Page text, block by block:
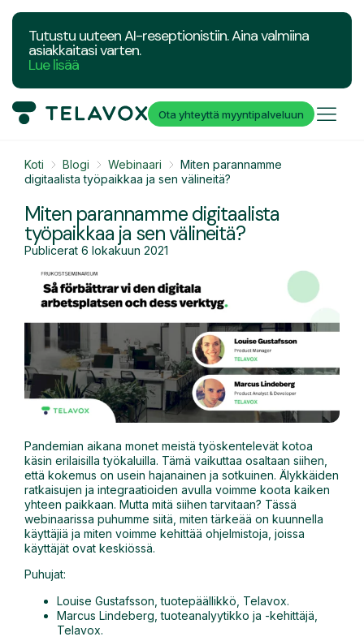
Tutustu uuteen AI-reseptionistiin. Aina valmiina
asiakkaitasi varten.
Lue lisää
Ota yhteyttä myyntipalveluun
Koti Blogi Webinaari
Miten parannamme
digitaalista työpaikkaa ja sen välineitä?
Miten parannamme digitaalista
työpaikkaa ja sen välineitä?
Publicerat 6 lokakuun 2021
Pandemian aikana monet meistä työskentelevät kotoa
käsin erilaisilla työkaluilla. Tämä vaikuttaa osaltaan siihen,
että kokemus on usein hajanainen ja sotkuinen. Älykkäiden
ratkaisujen ja integraatioiden avulla voimme koota kaiken
yhteen paikkaan. Mutta mitä siihen tarvitaan? Tässä
webinaarissa puhumme siitä, miten tärkeää on kuunnella
käyttäjiä ja miten voimme kehittää ohjelmistoja, joissa
käyttäjät ovat keskiössä.
Puhujat:
Louise Gustafsson, tuotepäällikkö, Telavox.
Marcus Lindeberg, tuoteanalyytikko ja -kehittäjä,
Telavox.